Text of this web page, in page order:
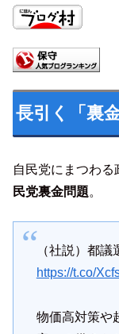
長引く「裏
自民党にまつわ
民党裏金問題。
（社説）都
https://t.co/
物価高対策や